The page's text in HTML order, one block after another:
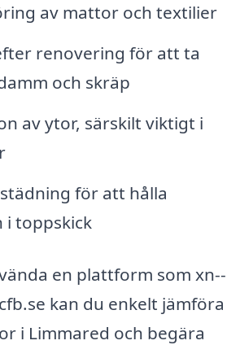
av mattor och textilier
renovering för att ta
och skräp
av ytor, särskilt viktigt i
för att hålla
i toppskick
en plattform som xn--
kan du enkelt jämföra
i Limmared och begära